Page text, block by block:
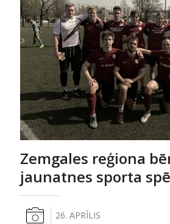
Zemgales reģiona
jaunatnes sporta
26. APRĪLIS